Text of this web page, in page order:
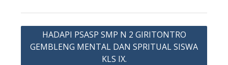
Navigasi
pos
HADAPI PSASP SMP N 2 GIRITONTRO
GEMBLENG MENTAL DAN SPRITUAL SISWA
KLS IX.